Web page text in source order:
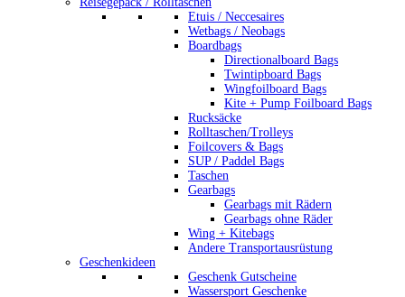
Etuis / Neccesaires
Wetbags / Neobags
Boardbags
Directionalboard Bags
Twintipboard Bags
Wingfoilboard Bags
Kite + Pump Foilboard Bags
Rucksäcke
Rolltaschen/Trolleys
Foilcovers & Bags
SUP / Paddel Bags
Taschen
Gearbags
Gearbags mit Rädern
Gearbags ohne Räder
Wing + Kitebags
Andere Transportausrüstung
Geschenkideen
Geschenk Gutscheine
Wassersport Geschenke